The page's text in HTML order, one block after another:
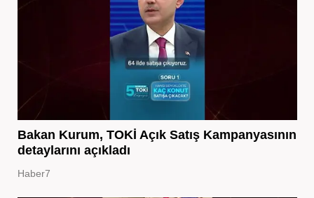
Bakan Kurum, TOKİ Açık Satış Kampanyasının
detaylarını açıkladı
Haber7